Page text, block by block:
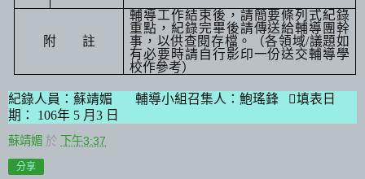
附 註
輔導工作結束後，請簡要條列式紀錄
重點，紀錄完畢後請傳送給輔導團幹
事，以供查閱存檔。（各領域/議題如
有必要時請自行影印一份送交輔導學
校作參考）
紀錄人員：蘇靖媚 輔導小組召集人：鮑瑤鋒
填表日
期：
106年 5 月 3 日
蘇靖媚 於 下午3:37
分享